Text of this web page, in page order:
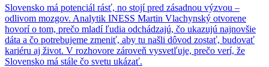
Slovensko má potenciál rásť, no stojí pred zásadnou výzvou –
odlivom mozgov. Analytik INESS Martin Vlachynský otvorene
hovorí o tom, prečo mladí ľudia odchádzajú, čo ukazujú najnovšie
dáta a čo potrebujeme zmeniť, aby tu našli dôvod zostať, budovať
kariéru aj život. V rozhovore zároveň vysvetľuje, prečo verí, že
Slovensko má stále čo svetu ukázať.